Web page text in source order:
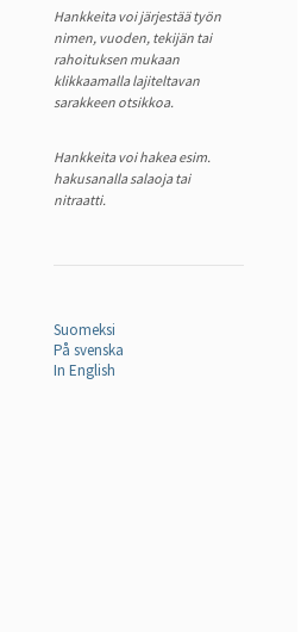
Hankkeita voi järjestää työn
nimen, vuoden, tekijän tai
rahoituksen mukaan
klikkaamalla lajiteltavan
sarakkeen otsikkoa.
Hankkeita voi hakea esim.
hakusanalla salaoja tai
nitraatti.
Suomeksi
På svenska
In English